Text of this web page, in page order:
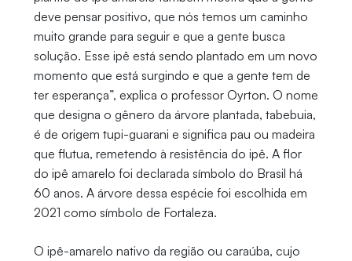
deve pensar positivo, que nós temos um caminho
muito grande para seguir e que a gente busca
solução. Esse ipê está sendo plantado em um novo
momento que está surgindo e que a gente tem de
ter esperança”, explica o professor Oyrton. O nome
que designa o gênero da árvore plantada, tabebuia,
é de origem tupi-guarani e significa pau ou madeira
que flutua, remetendo à resistência do ipê. A flor
do ipê amarelo foi declarada símbolo do Brasil há
60 anos. A árvore dessa espécie foi escolhida em
2021 como símbolo de Fortaleza.
O ipê-amarelo nativo da região ou caraúba, cujo